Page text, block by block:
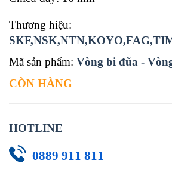
Thương hiệu:
Mã sản phẩm: Vòng bi đũa -
CÒN HÀNG
HOTLINE
0889 911 811